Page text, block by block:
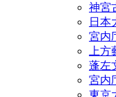
神宮
日本
宮内
上
蓬左
宮内
東京